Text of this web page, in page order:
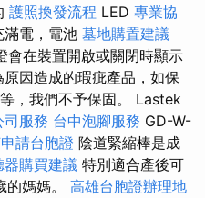
護照換發流程 LED 專業協
滿電，電池 墓地購置建議
會在裝置開啟或關閉時顯示
因造成的瑕疵產品，如保
，我們不予保固。 Lastek
司服務 台中泡腳服務 GD-W-
請台胞證 陰道緊縮棒是成
器購買建議 特別適合產後可
媽媽。 高雄台胞證辦理地